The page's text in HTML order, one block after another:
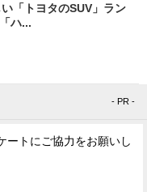
「トヨタのSUV」ラン
ハ...
- PR -
ートにご協力をお願いし